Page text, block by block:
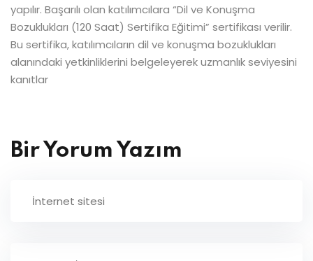
yapılır. Başarılı olan katılımcılara “Dil ve Konuşma
Bozuklukları (120 Saat) Sertifika Eğitimi” sertifikası verilir.
Bu sertifika, katılımcıların dil ve konuşma bozuklukları
alanındaki yetkinliklerini belgeleyerek uzmanlık seviyesini
kanıtlar
Bir Yorum Yazım